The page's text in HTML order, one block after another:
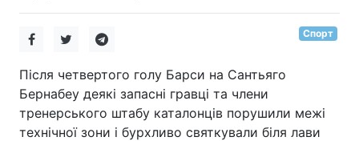
Спорт
Після четвертого голу Барси на Сантьяго
Бернабеу деякі запасні гравці та члени
тренерського штабу каталонців порушили межі
технічної зони і бурхливо святкували біля лави